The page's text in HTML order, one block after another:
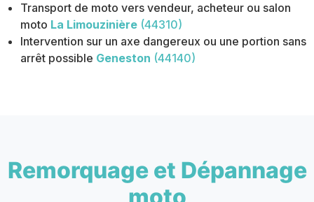
Transport de moto vers vendeur, acheteur ou salon
moto La Limouzinière (44310)
Intervention sur un axe dangereux ou une portion sans
arrêt possible Geneston (44140)
Remorquage et Dépannage